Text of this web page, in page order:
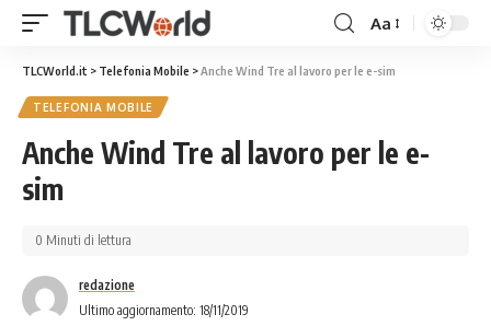
Aa
TLCWorld.it > Telefonia Mobile >Anche Wind Tre al lavoro per le e-sim
TELEFONIA MOBILE
Anche Wind Tre al lavoro per le e-
sim
Ultimo aggiornamento: 18/11/2019
redazione
0 Minuti di lettura